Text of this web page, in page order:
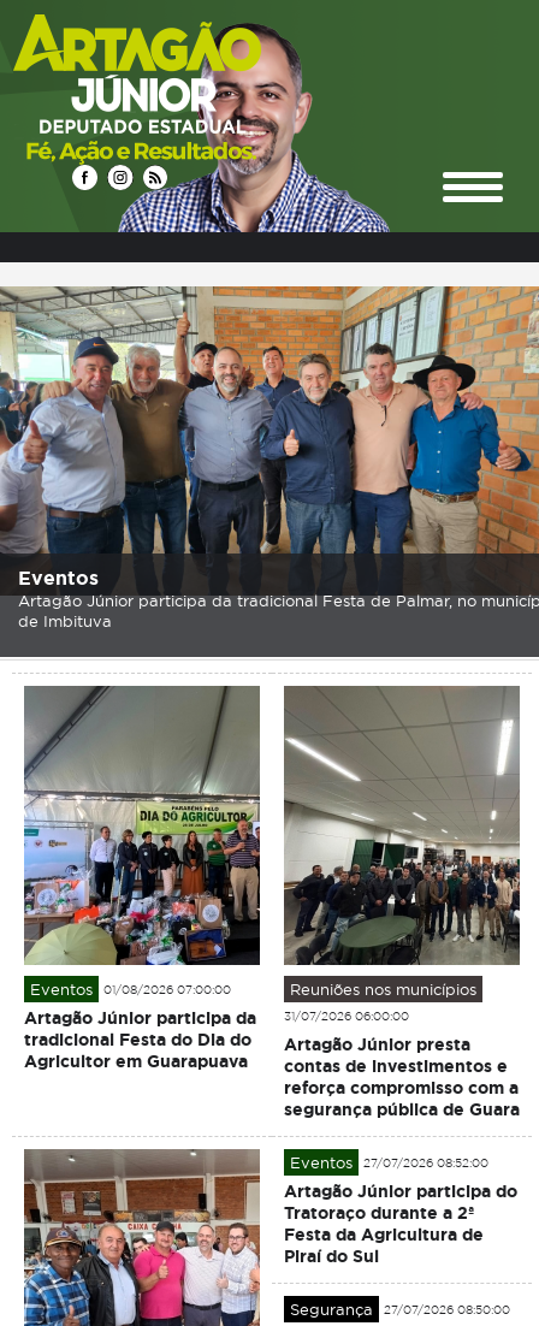
Eventos
Artagão Júnior participa da tradicional Festa de Palmar, no
de Imbituva
Eventos 01/08/2026 07:00:00
Artagão Júnior participa da
tradicional Festa do Dia do
Agricultor em Guarapuava
Reuniões nos municípios
31/07/2026 06:00:00
Artagão Júnior presta
contas de investimentos e
reforça compromisso com a
segurança pública de Guara
Eventos 27/07/2026 08:52:00
Artagão Júnior participa do
Tratoraço durante a 2ª
Festa da Agricultura de
Piraí do Sul
Segurança 27/07/2026 08:50:00